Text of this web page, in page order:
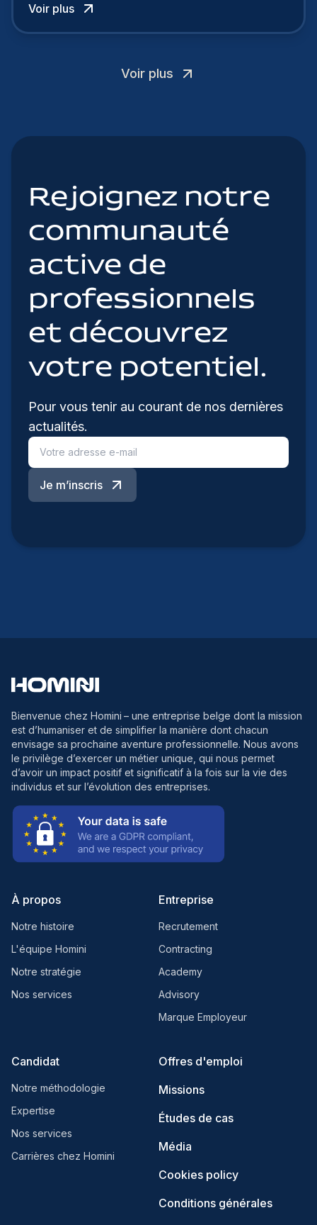
Voir plus
Voir plus
Rejoignez notre
communauté
active de
professionnels
et découvrez
votre potentiel.
Pour vous tenir au courant de nos dernières
actualités.
Je m’inscris
Bienvenue chez Homini – une entreprise belge dont la mission
est d’humaniser et de simplifier la manière dont chacun
envisage sa prochaine aventure professionnelle. Nous avons
le privilège d’exercer un métier unique, qui nous permet
d’avoir un impact positif et significatif à la fois sur la vie des
individus et sur l’évolution des entreprises.
À propos
Notre histoire
L'équipe Homini
Notre stratégie
Nos services
Entreprise
Recrutement
Contracting
Academy
Advisory
Marque Employeur
Candidat
Notre méthodologie
Expertise
Nos services
Carrières chez Homini
Offres d'emploi
Missions
Études de cas
Média
Cookies policy
Conditions générales